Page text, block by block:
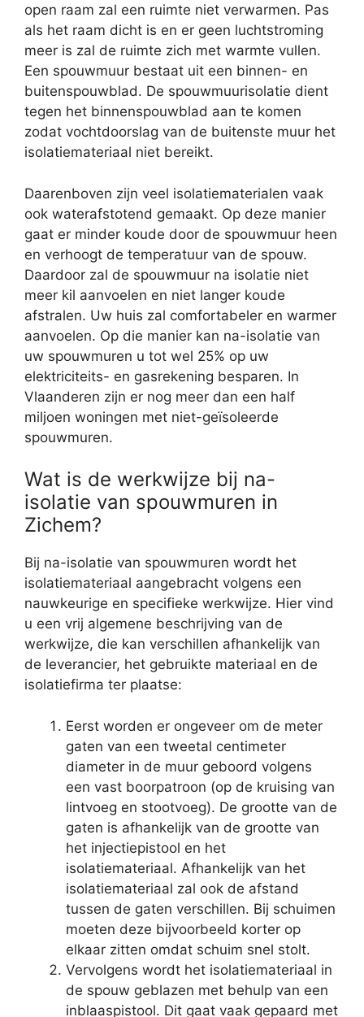
open raam zal een ruimte niet verwarmen. Pas
als het raam dicht is en er geen luchtstroming
meer is zal de ruimte zich met warmte vullen.
Een spouwmuur bestaat uit een binnen- en
buitenspouwblad. De spouwmuurisolatie dient
tegen het binnenspouwblad aan te komen
zodat vochtdoorslag van de buitenste muur het
isolatiemateriaal niet bereikt.
Daarenboven zijn veel isolatiematerialen vaak
ook waterafstotend gemaakt. Op deze manier
gaat er minder koude door de spouwmuur heen
en verhoogt de temperatuur van de spouw.
Daardoor zal de spouwmuur na isolatie niet
meer kil aanvoelen en niet langer koude
afstralen. Uw huis zal comfortabeler en warmer
aanvoelen. Op die manier kan na-isolatie van
uw spouwmuren u tot wel 25% op uw
elektriciteits- en gasrekening besparen. In
Vlaanderen zijn er nog meer dan een half
miljoen woningen met niet-geïsoleerde
spouwmuren.
Wat is de werkwijze bij na-
isolatie van spouwmuren in
Zichem?
Bij na-isolatie van spouwmuren wordt het
isolatiemateriaal aangebracht volgens een
nauwkeurige en specifieke werkwijze. Hier vind
u een vrij algemene beschrijving van de
werkwijze, die kan verschillen afhankelijk van
de leverancier, het gebruikte materiaal en de
isolatiefirma ter plaatse:
Eerst worden er ongeveer om de meter
gaten van een tweetal centimeter
diameter in de muur geboord volgens
een vast boorpatroon (op de kruising van
lintvoeg en stootvoeg). De grootte van de
gaten is afhankelijk van de grootte van
het injectiepistool en het
isolatiemateriaal. Afhankelijk van het
isolatiemateriaal zal ook de afstand
tussen de gaten verschillen. Bij schuimen
moeten deze bijvoorbeeld korter op
elkaar zitten omdat schuim snel stolt.
Vervolgens wordt het isolatiemateriaal in
de spouw geblazen met behulp van een
inblaaspistool. Dit gaat vaak gepaard met